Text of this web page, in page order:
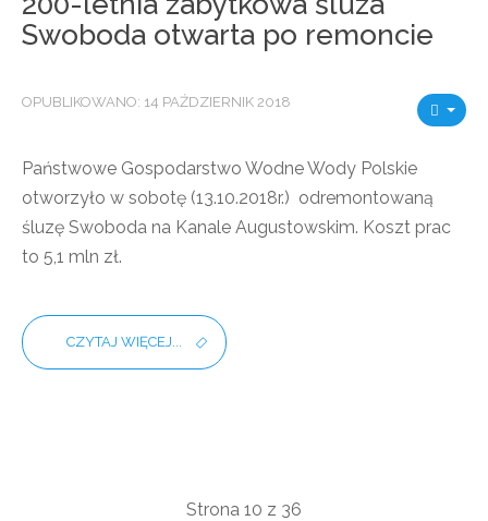
Swoboda otwarta po remoncie
OPUBLIKOWANO: 14 PAŹDZIERNIK 2018
Państwowe Gospodarstwo Wodne Wody Polskie
otworzyło w sobotę (13.10.2018r.) odremontowaną
śluzę Swoboda na Kanale Augustowskim. Koszt prac
to 5,1 mln zł.
CZYTAJ WIĘCEJ...
Strona 10 z 36